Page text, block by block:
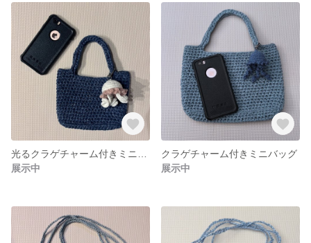
展示中
クラゲチャーム付きミニバッグ
展示中